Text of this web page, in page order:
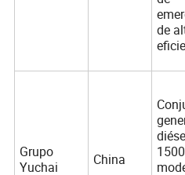
de
Grupo
Yuchai
China